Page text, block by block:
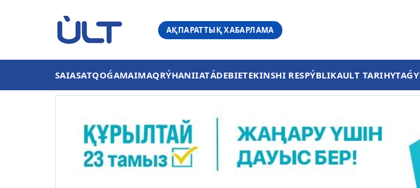
АҚПАРАТТЫҚ ХАБАРЛАМА
SAIASATQOǴAMAIMAQRÝHANIIATÁDEBIETEKINSHI RESPÝBLIKAULT TARIHYTAǴY